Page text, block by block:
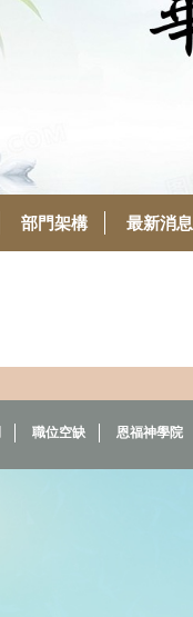
部門架構 最新消息
職位空缺 恩福神學院